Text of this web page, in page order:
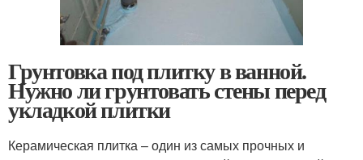
Грунтовка под плитку в ванной.
Нужно ли грунтовать стены перед
укладкой плитки
Керамическая плитка – один из самых прочных и